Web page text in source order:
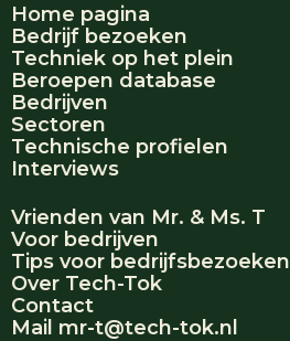
Home pagina
Bedrijf bezoeken
Techniek op het plein
Beroepen database
Bedrijven
Sectoren
Technische profielen
Interviews
Vrienden van Mr. & Ms. T
Voor bedrijven
Tips voor bedrijfsbezoeken
Over Tech-Tok
Contact
Mail mr-t@tech-tok.nl